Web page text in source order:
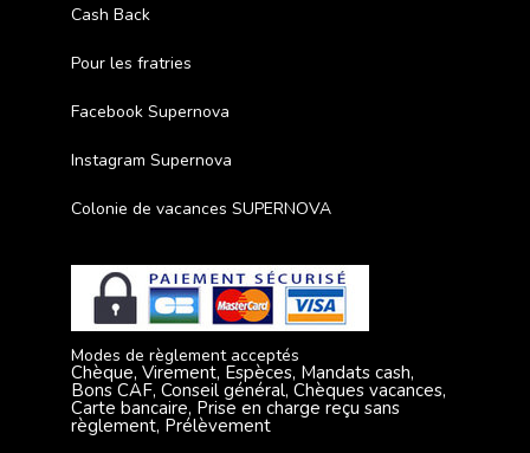
Cash Back
Pour les fratries
Facebook Supernova
Instagram Supernova
Colonie de vacances SUPERNOVA
Modes de règlement acceptés
Chèque, Virement, Espèces, Mandats cash,
Bons CAF, Conseil général, Chèques vacances,
Carte bancaire, Prise en charge reçu sans
règlement, Prélèvement